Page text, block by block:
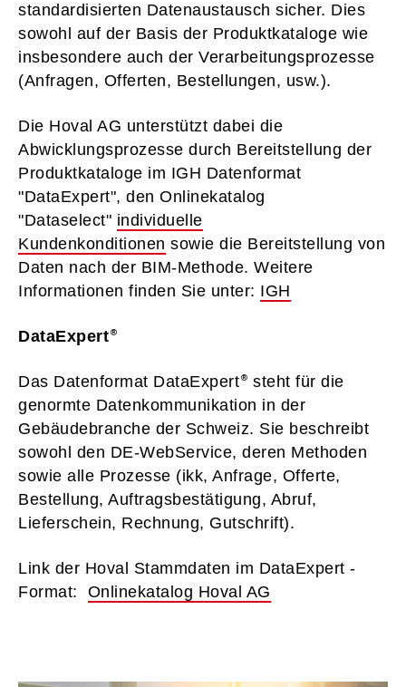
standardisierten Datenaustausch sicher. Dies
sowohl auf der Basis der Produktkataloge wie
insbesondere auch der Verarbeitungsprozesse
(Anfragen, Offerten, Bestellungen, usw.).
Die Hoval AG unterstützt dabei die
Abwicklungsprozesse durch Bereitstellung der
Produktkataloge im IGH Datenformat
"DataExpert", den Onlinekatalog
"Dataselect" individuelle
Kundenkonditionen sowie die Bereitstellung von
Daten nach der BIM-Methode. Weitere
Informationen finden Sie unter: IGH
DataExpert
Das Datenformat DataExpert
steht für die
genormte Datenkommunikation in der
Gebäudebranche der Schweiz. Sie beschreibt
sowohl den DE-WebService, deren Methoden
sowie alle Prozesse (ikk, Anfrage, Offerte,
Bestellung, Auftragsbestätigung, Abruf,
Lieferschein, Rechnung, Gutschrift).
Link der Hoval Stammdaten im DataExpert -
Format: Onlinekatalog Hoval AG